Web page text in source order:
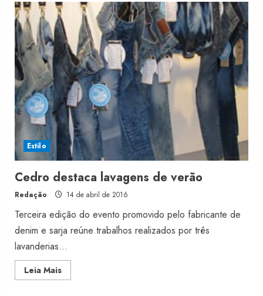
lança
índigo
para
lavanderia
Estilo
Cedro destaca lavagens de verão
Redação 14 de abril de 2016
Terceira edição do evento promovido pelo fabricante de
denim e sarja reúne trabalhos realizados por três
lavanderias...
Leia MaisRead
more